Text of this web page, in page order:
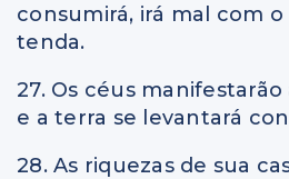
consumirá, irá mal com
tenda.
27. Os céus
e a terra se levantará
28. As riquezas de sua